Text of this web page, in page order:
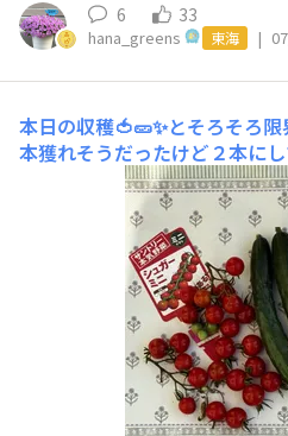
6 33
hana_greens 東海 |
本日の収穫🍅🥒✨とそろそろ限
本獲れそうだったけど２本に
しみにした🤭この暑さでベビ
から泣く泣く２つ取りました
ほしいので朝から夫に協力し
動しました🪴ミニトマトはシ
ろ限界みたい😢純あま（で